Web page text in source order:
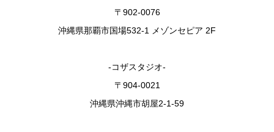
〒902-0076
沖縄県那覇市国場532-1 メゾンセピア 2F
-コザスタジオ-
〒904-0021
沖縄県沖縄市胡屋2-1-59